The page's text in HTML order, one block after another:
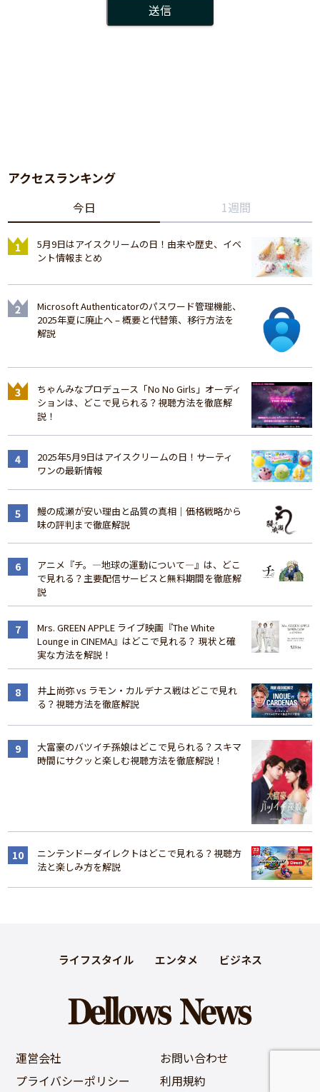
アクセスランキング
今日 1週間
5月9日はアイスクリームの日！由来や歴史、イベ
ント情報まとめ
Microsoft Authenticatorのパスワード管理機能、
2025年夏に廃止へ – 概要と代替策、移行方法を
解説
ちゃんみなプロデュース「No No Girls」オーディ
ションは、どこで見られる？視聴方法を徹底解
説！
2025年5月9日はアイスクリームの日！サーティ
ワンの最新情報
鰻の成瀬が安い理由と品質の真相｜価格戦略から
味の評判まで徹底解説
アニメ『チ。―地球の運動について―』は、どこ
で見れる？主要配信サービスと無料期間を徹底解
説
Mrs. GREEN APPLE ライブ映画『The White
Lounge in CINEMA』はどこで見れる？ 現状と確
実な方法を解説！
井上尚弥 vs ラモン・カルデナス戦はどこで見れ
る？視聴方法を徹底解説
大富豪のバツイチ孫娘はどこで見られる？スキマ
時間にサクッと楽しむ視聴方法を徹底解説！
ニンテンドーダイレクトはどこで見れる？視聴方
法と楽しみ方を解説
ライフスタイル エンタメ ビジネス
運営会社
お問い合わせ
プライバシーポリシー
利用規約